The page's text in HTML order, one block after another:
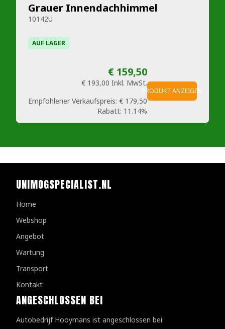
Grauer Innendachhimmel
10142U
AUF LAGER
€ 159,50
€ 193,00 Inkl. MwSt.
Empfohlener Verkaufspreis: € 179,50
Rabatt: 11.14%
PRODUKT ANZEIGEN
UNIMOGSPECIALIST.NL
Home
Webshop
Angebot
Wartung
Transport
Kontakt
ANGESCHLOSSEN BEI
Autobedrijf Hooymans ist angeschlossen bei: